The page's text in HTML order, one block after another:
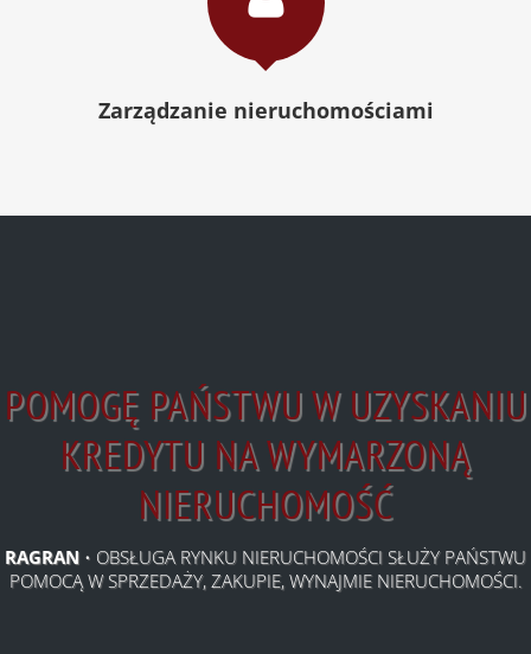
Zarządzanie nieruchomościami
POMOGĘ PAŃSTWU W UZYSKANIU
KREDYTU NA WYMARZONĄ
NIERUCHOMOŚĆ
RAGRAN • OBSŁUGA RYNKU NIERUCHOMOŚCI SŁUŻY PAŃSTWU
POMOCĄ W SPRZEDAŻY, ZAKUPIE, WYNAJMIE NIERUCHOMOŚCI.